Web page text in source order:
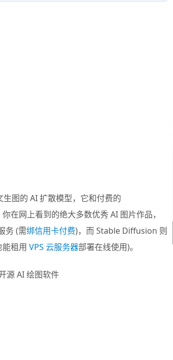
生图的 AI 扩散模型，它和付费的
你在网上看到的绝大多数优秀 AI 图片作品，
务 (需绑信用卡付费)，而 Stable Diffusion 则
租用 VPS 云服务器部署在线使用)。